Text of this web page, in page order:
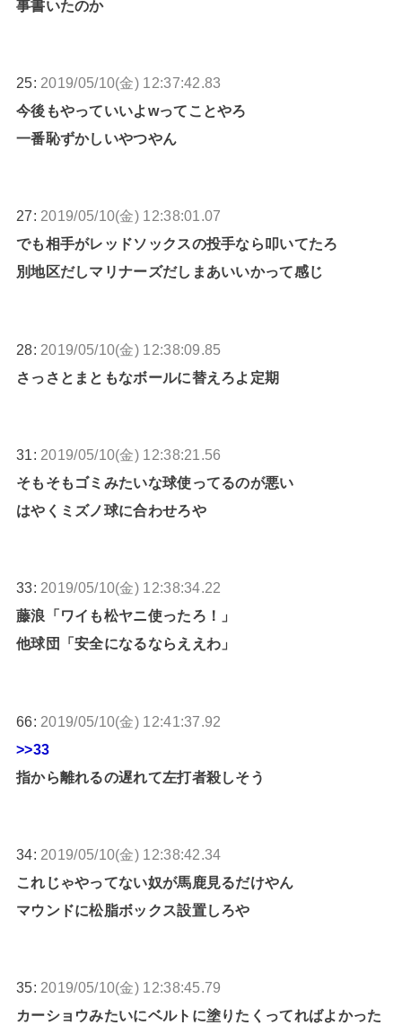
事書いたのか
25: 2019/05/10(金) 12:37:42.83
今後もやっていいよwってことやろ
一番恥ずかしいやつやん
27: 2019/05/10(金) 12:38:01.07
でも相手がレッドソックスの投手なら叩いてたろ
別地区だしマリナーズだしまあいいかって感じ
28: 2019/05/10(金) 12:38:09.85
さっさとまともなボールに替えろよ定期
31: 2019/05/10(金) 12:38:21.56
そもそもゴミみたいな球使ってるのが悪い
はやくミズノ球に合わせろや
33: 2019/05/10(金) 12:38:34.22
藤浪「ワイも松ヤニ使ったろ！」
他球団「安全になるならええわ」
66: 2019/05/10(金) 12:41:37.92
>>33
指から離れるの遅れて左打者殺しそう
34: 2019/05/10(金) 12:38:42.34
これじゃやってない奴が馬鹿見るだけやん
マウンドに松脂ボックス設置しろや
35: 2019/05/10(金) 12:38:45.79
カーショウみたいにベルトに塗りたくってればよかった